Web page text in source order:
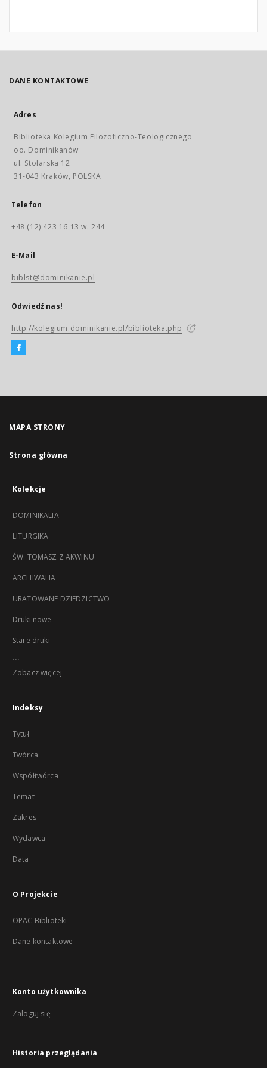
DANE KONTAKTOWE
Adres
Biblioteka Kolegium Filozoficzno-Teologicznego
oo. Dominikanów
ul. Stolarska 12
31-043 Kraków, POLSKA
Telefon
+48 (12) 423 16 13 w. 244
E-Mail
biblst@dominikanie.pl
Odwiedź nas!
http://kolegium.dominikanie.pl/biblioteka.php
MAPA STRONY
Strona główna
Kolekcje
DOMINIKALIA
LITURGIKA
ŚW. TOMASZ Z AKWINU
ARCHIWALIA
URATOWANE DZIEDZICTWO
Druki nowe
Stare druki
...
Zobacz więcej
Indeksy
Tytuł
Twórca
Współtwórca
Temat
Zakres
Wydawca
Data
O Projekcie
OPAC Biblioteki
Dane kontaktowe
Konto użytkownika
Zaloguj się
Historia przeglądania